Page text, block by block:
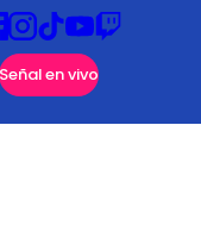
Señal en vivo